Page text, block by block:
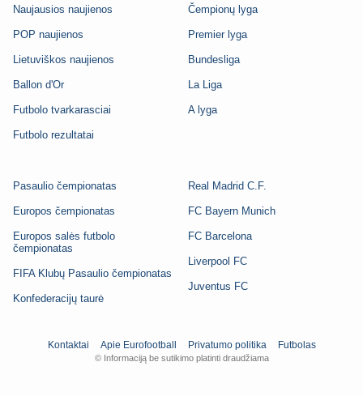
Naujausios naujienos
POP naujienos
Lietuviškos naujienos
Ballon d'Or
Futbolo tvarkarasciai
Futbolo rezultatai
Čempionų lyga
Premier lyga
Bundesliga
La Liga
A lyga
Pasaulio čempionatas
Europos čempionatas
Europos salės futbolo
čempionatas
FIFA Klubų Pasaulio čempionatas
Konfederacijų taurė
Real Madrid C.F.
FC Bayern Munich
FC Barcelona
Liverpool FC
Juventus FC
Kontaktai Apie Eurofootball Privatumo politika Futbolas
© Informaciją be sutikimo platinti draudžiama